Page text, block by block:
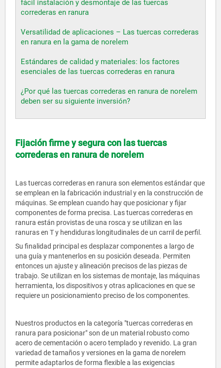
fácil instalación y desmontaje de las tuercas
correderas en ranura
Versatilidad de aplicaciones – Las tuercas correderas
en ranura en la gama de norelem
Estándares de calidad y materiales: los factores
esenciales de las tuercas correderas en ranura
¿Por qué las tuercas correderas en ranura de norelem
deben ser su siguiente inversión?
Fijación firme y segura con las tuercas
correderas en ranura de norelem
Las tuercas correderas en ranura son elementos estándar que
se emplean en la fabricación industrial y en la construcción de
máquinas. Se emplean cuando hay que posicionar y fijar
componentes de forma precisa. Las tuercas correderas en
ranura están provistas de una rosca y se utilizan en las
ranuras en T y hendiduras longitudinales de un carril de perfil.
Su finalidad principal es desplazar componentes a largo de
una guía y mantenerlos en su posición deseada. Permiten
entonces un ajuste y alineación precisos de las piezas de
trabajo. Se utilizan en los sistemas de montaje, las máquinas
herramienta, los dispositivos y otras aplicaciones en que se
requiere un posicionamiento preciso de los componentes.
Nuestros productos en la categoría "tuercas correderas en
ranura para posicionar" son de un material robusto como
acero de cementación o acero templado y revenido. La gran
variedad de tamaños y versiones en la gama de norelem
permite adaptarlos de forma flexible a las exigencias